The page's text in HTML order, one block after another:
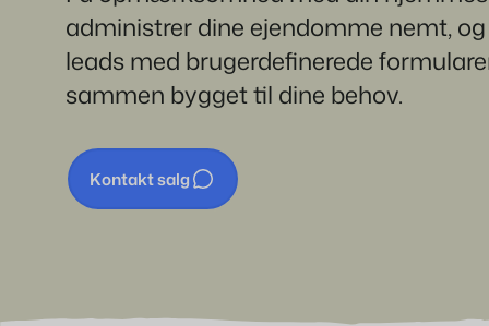
Har du allerede en
hjemmeside? Integration er
mulig.
Klar til at omfavne vækst?
Contact sales
Contact sales Request demo
administrer dine ejendomme nemt,
leads med brugerdefinerede
sammen bygget til dine behov.
Kontakt salg